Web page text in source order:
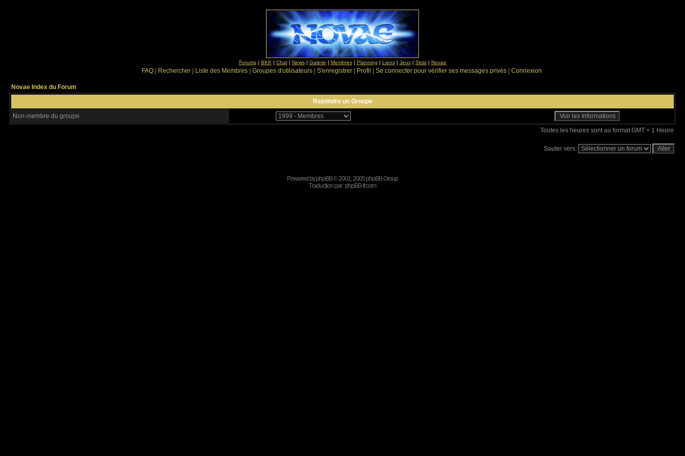
Forums| BKK | Chat| News| Galerie | Membres| Planning | Liens| Jeux| Strat| Novae
FAQ Rechercher Liste des Membres Groupes d'utilisateurs S'enregistrer Profil Se connecter pour vérifier ses messages privés Connexion
Novae Index du Forum
Rejoindre un Groupe
Non-membre du groupe
Toutes les heures sont au format GMT + 1 Heure
Sauter vers:
Powered byphpBB© 2001, 2005 phpBB Group
Traduction par :phpBB-fr.com